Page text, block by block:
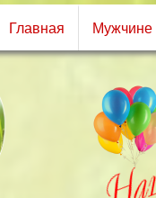
Главная Мужчине